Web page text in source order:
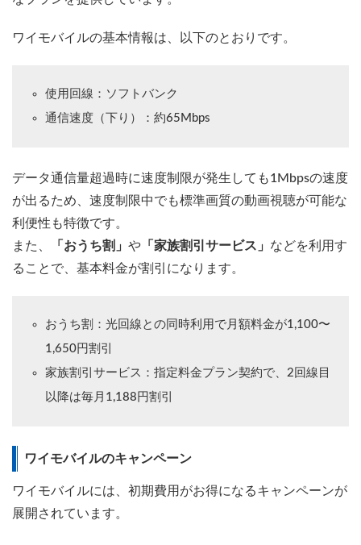
ワイモバイルの基本情報は、以下のとおりです。
使用回線：ソフトバンク
通信速度（下り）：約65Mbps
データ通信量超過時に速度制限が発生しても1Mbpsの速度
が出るため、速度制限中でも標準画質の動画視聴が可能な
利便性も特徴です。
また、
「おうち割」 や 「家族割引サービス」 などを利用す
ることで、基本料金が割引になります。
おうち割：光回線との同時利用で月額料金が1,100〜
1,650円割引
家族割引サービス：指定料金プラン契約で、2回線目
以降は毎月1,188円割引
ワイモバイルのキャンペーン
ワイモバイルには、初期費用がお得になるキャンペーンが
展開されています。